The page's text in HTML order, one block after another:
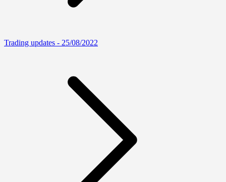
Trading updates - 25/08/2022